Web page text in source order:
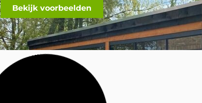
Bekijk voorbeelden